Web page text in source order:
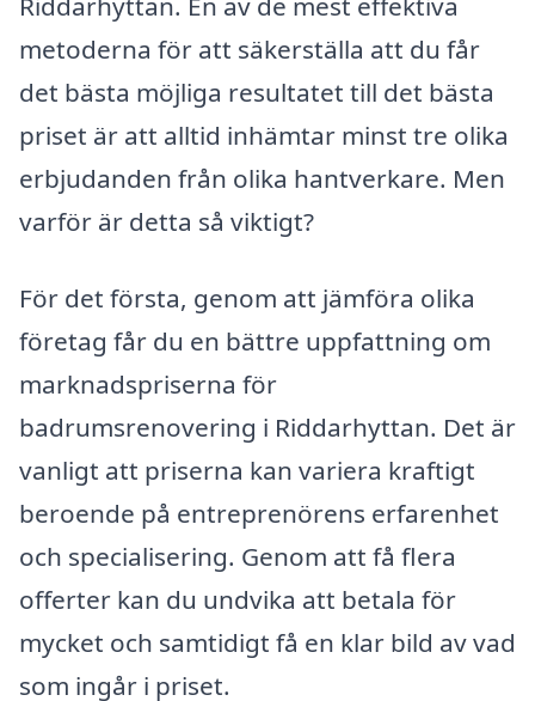
metoderna för att säkerställa att du får
det bästa möjliga resultatet till det bästa
priset är att alltid inhämtar minst tre olika
erbjudanden från olika hantverkare. Men
varför är detta så viktigt?
För det första, genom att jämföra olika
företag får du en bättre uppfattning om
marknadspriserna för
badrumsrenovering i Riddarhyttan. Det är
vanligt att priserna kan variera kraftigt
beroende på entreprenörens erfarenhet
och specialisering. Genom att få flera
offerter kan du undvika att betala för
mycket och samtidigt få en klar bild av vad
som ingår i priset.